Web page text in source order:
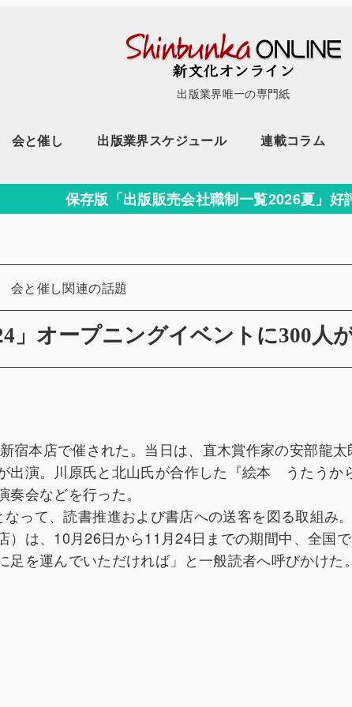
出版業界唯一の専門紙
会と催し 出版業界スケジュール 連載コラム
保存版「出版販売会社職制一覧2026夏」好
」オープニングイベントに300人
カテゴリー
会と催し関連の話題
宿本店で催された。当日は、直木賞作家の安部龍
出演。川原氏と北山氏が合作した『絵本 うたうか
奏会などを行った。
って、読書推進および書店への送客を図る取組み。
は、10月26日から11月24日までの期間中、全国
を運んでいただければ」と一般読者へ呼びかけた。